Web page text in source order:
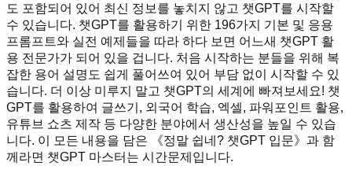
도 포함되어 있어 최신 정보를 놓치지 않고 챗GPT를 시작할
수 있습니다. 챗GPT를 활용하기 위한 196가지 기본 및 응용
프롬프트와 실전 예제들을 따라 하다 보면 어느새 챗GPT 활
용 전문가가 되어 있을 겁니다. 처음 시작하는 분들을 위해 복
잡한 용어 설명도 쉽게 풀어쓰여 있어 부담 없이 시작할 수 있
습니다. 더 이상 미루지 말고 챗GPT의 세계에 빠져보세요! 챗
GPT를 활용하여 글쓰기, 외국어 학습, 엑셀, 파워포인트 활용,
유튜브 쇼츠 제작 등 다양한 분야에서 생산성을 높일 수 있습
니다. 이 모든 내용을 담은 《정말 쉽네? 챗GPT 입문》과 함
께라면 챗GPT 마스터는 시간문제입니다.